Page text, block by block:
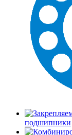
подшипники